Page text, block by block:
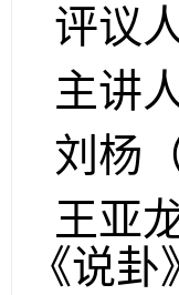
评议
主讲人
刘杨
王亚
《说